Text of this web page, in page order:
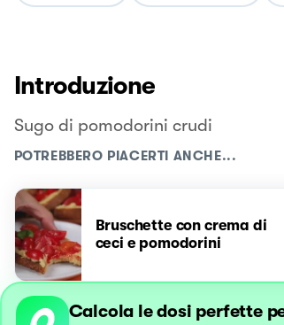
Introduzione
Sugo di pomodorini crudi
POTREBBERO PIACERTI ANCHE...
Bruschette con crema di
ceci e pomodorini
Calcola le dosi perfette